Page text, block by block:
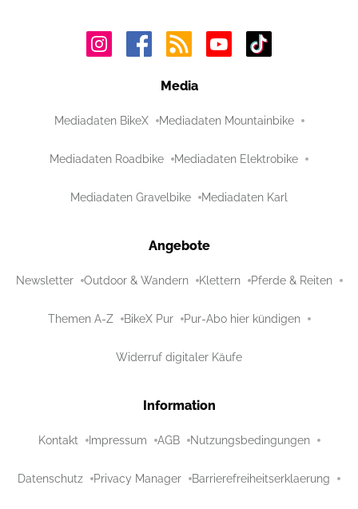
Media
Mediadaten BikeX Mediadaten Mountainbike
Mediadaten Roadbike Mediadaten Elektrobike
Mediadaten Gravelbike Mediadaten Karl
Angebote
Newsletter Outdoor & Wandern Klettern Pferde & Reiten
Themen A-Z BikeX Pur Pur-Abo hier kündigen
Widerruf digitaler Käufe
Information
Kontakt Impressum AGB Nutzungsbedingungen
Datenschutz Privacy Manager Barrierefreiheitserklaerung